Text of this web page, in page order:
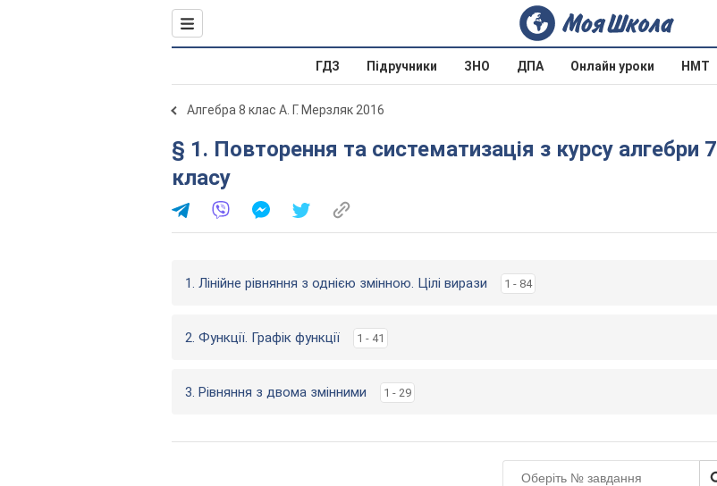
ГДЗ Підручники ЗНО ДПА Онлайн уроки НМТ
Алгебра 8 клас А. Г. Мерзляк 2016
§ 1. Повторення та систематизація з курсу алгебри 7
класу
1. Лінійне рівняння з однією змінною. Цілі вирази 1 - 84
2. Функції. Графік функції 1 - 41
3. Рівняння з двома змінними 1 - 29